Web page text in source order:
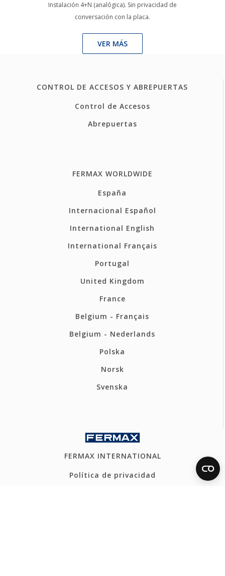
Instalación 4+N (analógica). Sin privacidad de
conversación con la placa.
VER MÁS
CONTROL DE ACCESOS Y ABREPUERTAS
Control de Accesos
Abrepuertas
FERMAX WORLDWIDE
España
Internacional Español
International English
International Français
Portugal
United Kingdom
France
Belgium - Français
Belgium - Nederlands
Polska
Norsk
Svenska
FERMAX INTERNATIONAL
Política de privacidad